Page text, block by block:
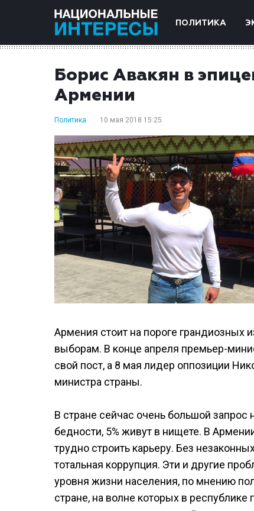
ПОЛИТИКА
Борис Авакян в
Армении
Политика 10 мая 2018 15:25
Армения стоит на пороге грандиозных
выборам. В конце апреля премьер-
свой пост, а 8 мая лидер оппозиции
министра страны.
В стране сейчас очень большой запрос
бедности, 5% живут в нищете. В
трудно строить карьеру. Без
тотальная коррупция. Эти и другие
уровня жизни населения, по мнению
стране, на волне которых в